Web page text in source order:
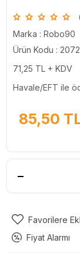
Marka : Robo90
Ürün Kodu : 2072
71,25 TL + KDV
Havale/EFT ile
85,50
Favorilere
Fiyat Alarmı